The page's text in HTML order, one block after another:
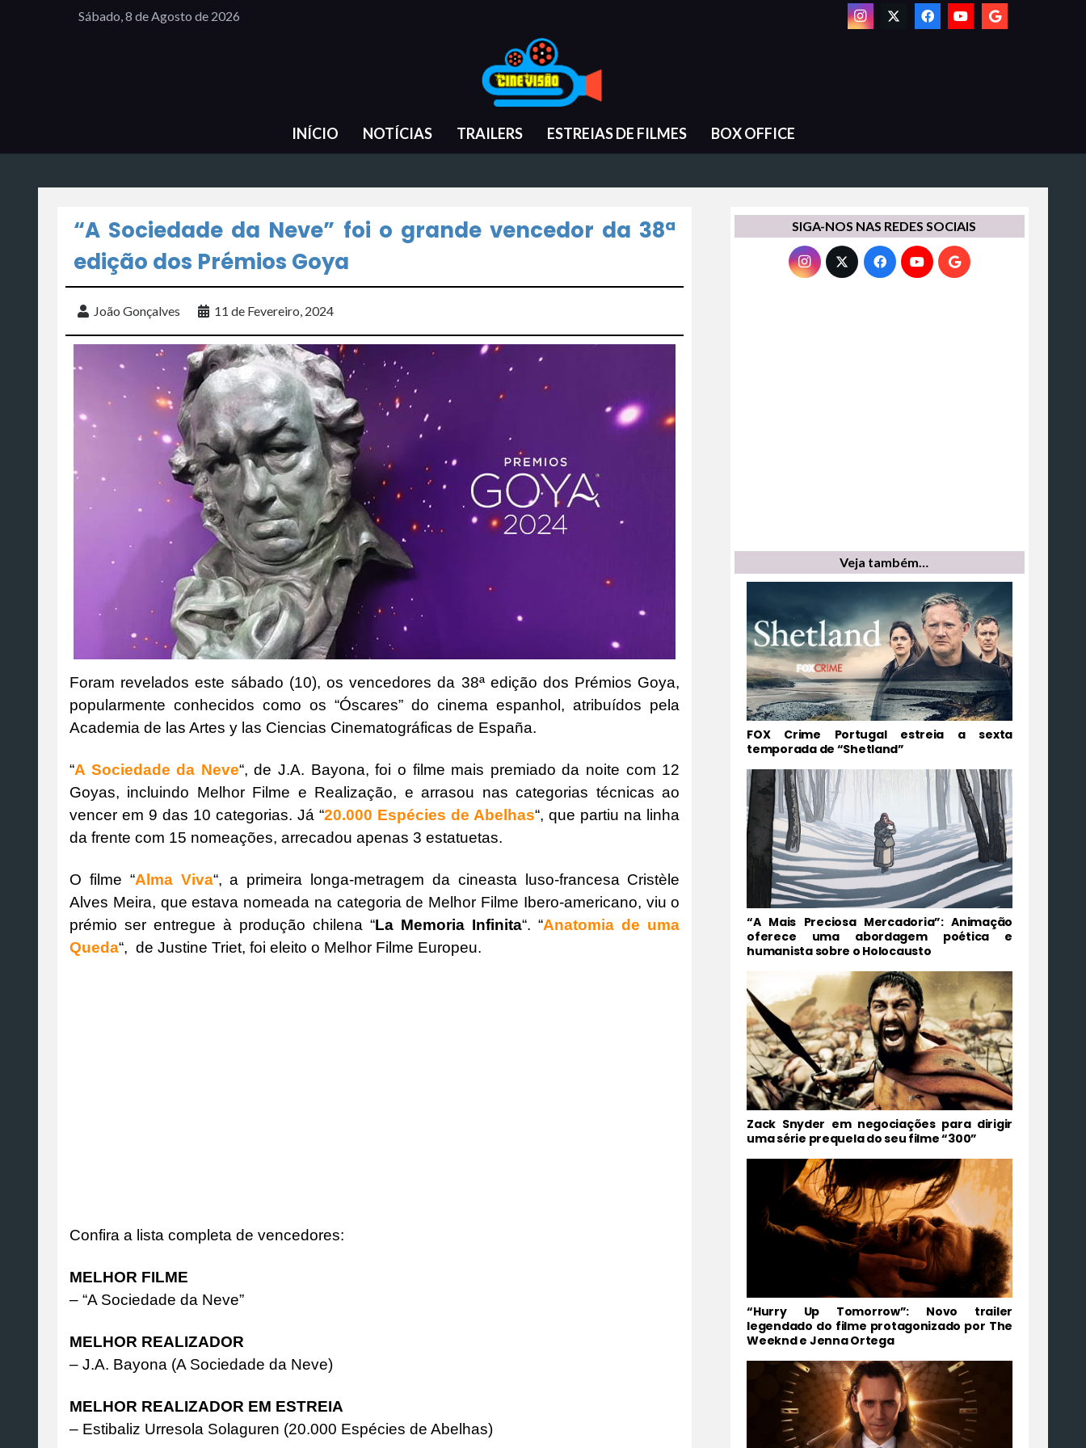
Sábado, 8 de Agosto de 2026
INÍCIO NOTÍCIAS TRAILERS ESTREIAS DE FILMES BOX OFFICE
“A Sociedade da Neve” foi o grande vencedor da 38ª
edição dos Prémios Goya
João Gonçalves 11 de Fevereiro, 2024
Foram revelados este sábado (10), os vencedores da 38ª edição dos Prémios Goya,
popularmente conhecidos como os “Óscares” do cinema espanhol, atribuídos pela
Academia de las Artes y las Ciencias Cinematográficas de España.
“A Sociedade da Neve“, de J.A. Bayona, foi o filme mais premiado da noite com 12
Goyas, incluindo Melhor Filme e Realização, e arrasou nas categorias técnicas ao
vencer em 9 das 10 categorias. Já “20.000 Espécies de Abelhas“, que partiu na linha
da frente com 15 nomeações, arrecadou apenas 3 estatuetas.
O filme “Alma Viva“, a primeira longa-metragem da cineasta luso-francesa Cristèle
Alves Meira, que estava nomeada na categoria de Melhor Filme Ibero-americano, viu o
prémio ser entregue à produção chilena “La Memoria Infinita“. “Anatomia de uma
Queda“, de Justine Triet, foi eleito o Melhor Filme Europeu.
Confira a lista completa de vencedores:
MELHOR FILME
– “A Sociedade da Neve”
MELHOR REALIZADOR
– J.A. Bayona (A Sociedade da Neve)
MELHOR REALIZADOR EM ESTREIA
– Estibaliz Urresola Solaguren (20.000 Espécies de Abelhas)
SIGA-NOS NAS REDES SOCIAIS
Veja também…
FOX Crime Portugal estreia a sexta
temporada de “Shetland”
“A Mais Preciosa Mercadoria”: Animação
oferece uma abordagem poética e
humanista sobre o Holocausto
Zack Snyder em negociações para dirigir
uma série prequela do seu filme “300”
“Hurry Up Tomorrow”: Novo trailer
legendado do filme protagonizado por The
Weeknd e Jenna Ortega